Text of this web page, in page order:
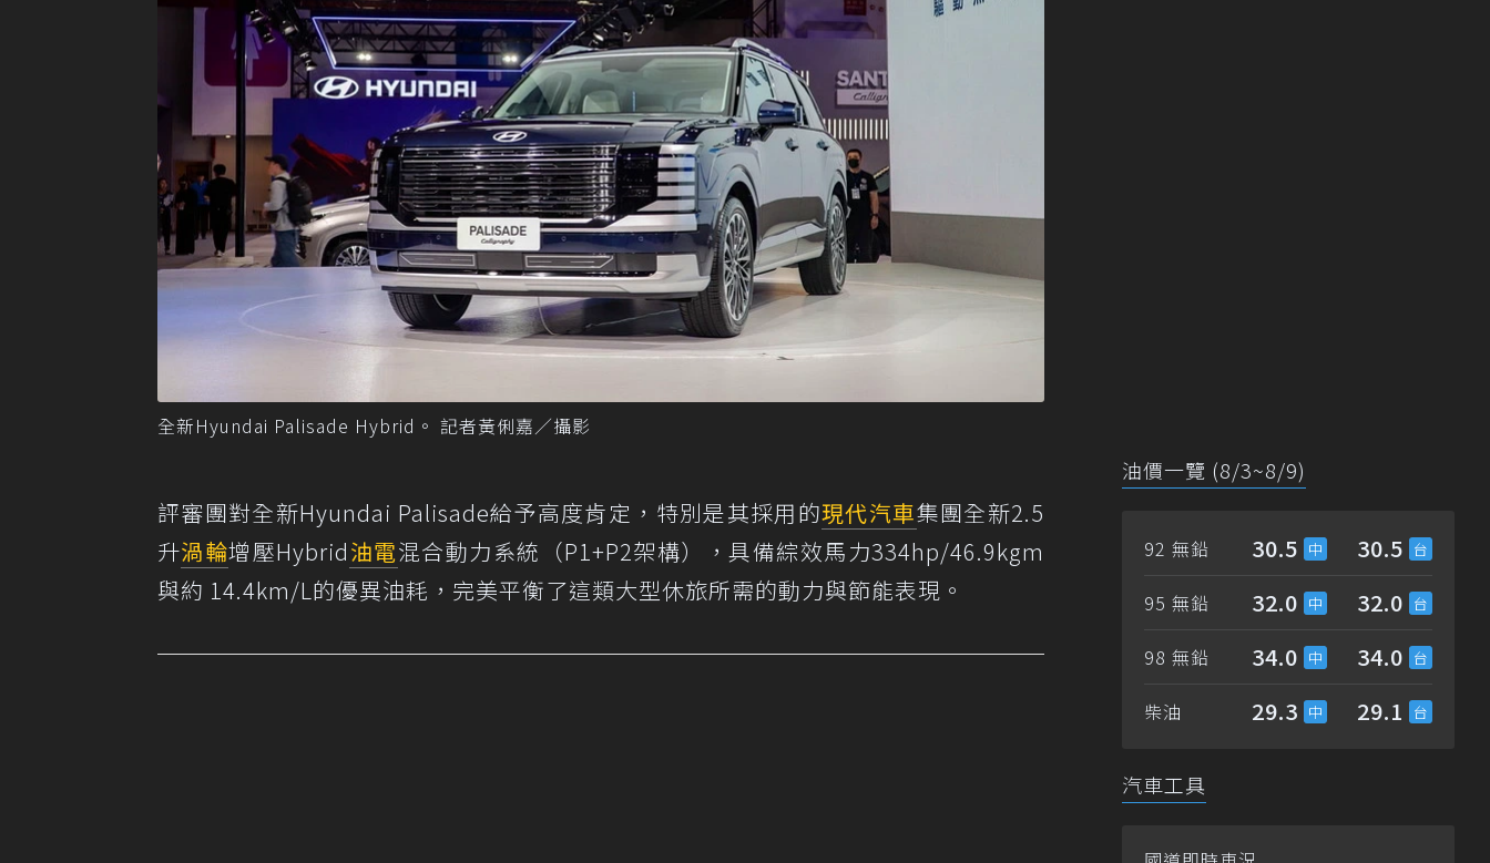
全新Hyundai Palisade Hybrid。 記者黃俐嘉／攝影
評審團對全新Hyundai Palisade給予高度肯定，特別是其採用的現代汽車集團全新2.5
升渦輪增壓Hybrid油電混合動力系統（P1+P2架構），具備綜效馬力334hp/46.9kgm
與約 14.4km/L的優異油耗，完美平衡了這類大型休旅所需的動力與節能表現。
油價一覽 (8/3~8/9)
92 無鉛 30.5 30.5
95 無鉛 32.0 32.0
98 無鉛 34.0 34.0
柴油 29.3 29.1
汽車工具